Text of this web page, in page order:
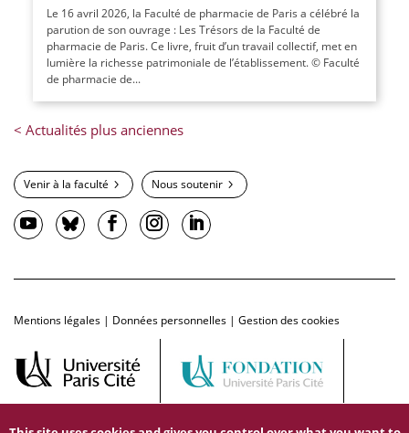
Le 16 avril 2026, la Faculté de pharmacie de Paris a célébré la
parution de son ouvrage : Les Trésors de la Faculté de
pharmacie de Paris. Ce livre, fruit d’un travail collectif, met en
lumière la richesse patrimoniale de l’établissement. © Faculté
de pharmacie de...
Venir à la faculté Nous soutenir
Mentions légales | Données personnelles | Gestion des cookies